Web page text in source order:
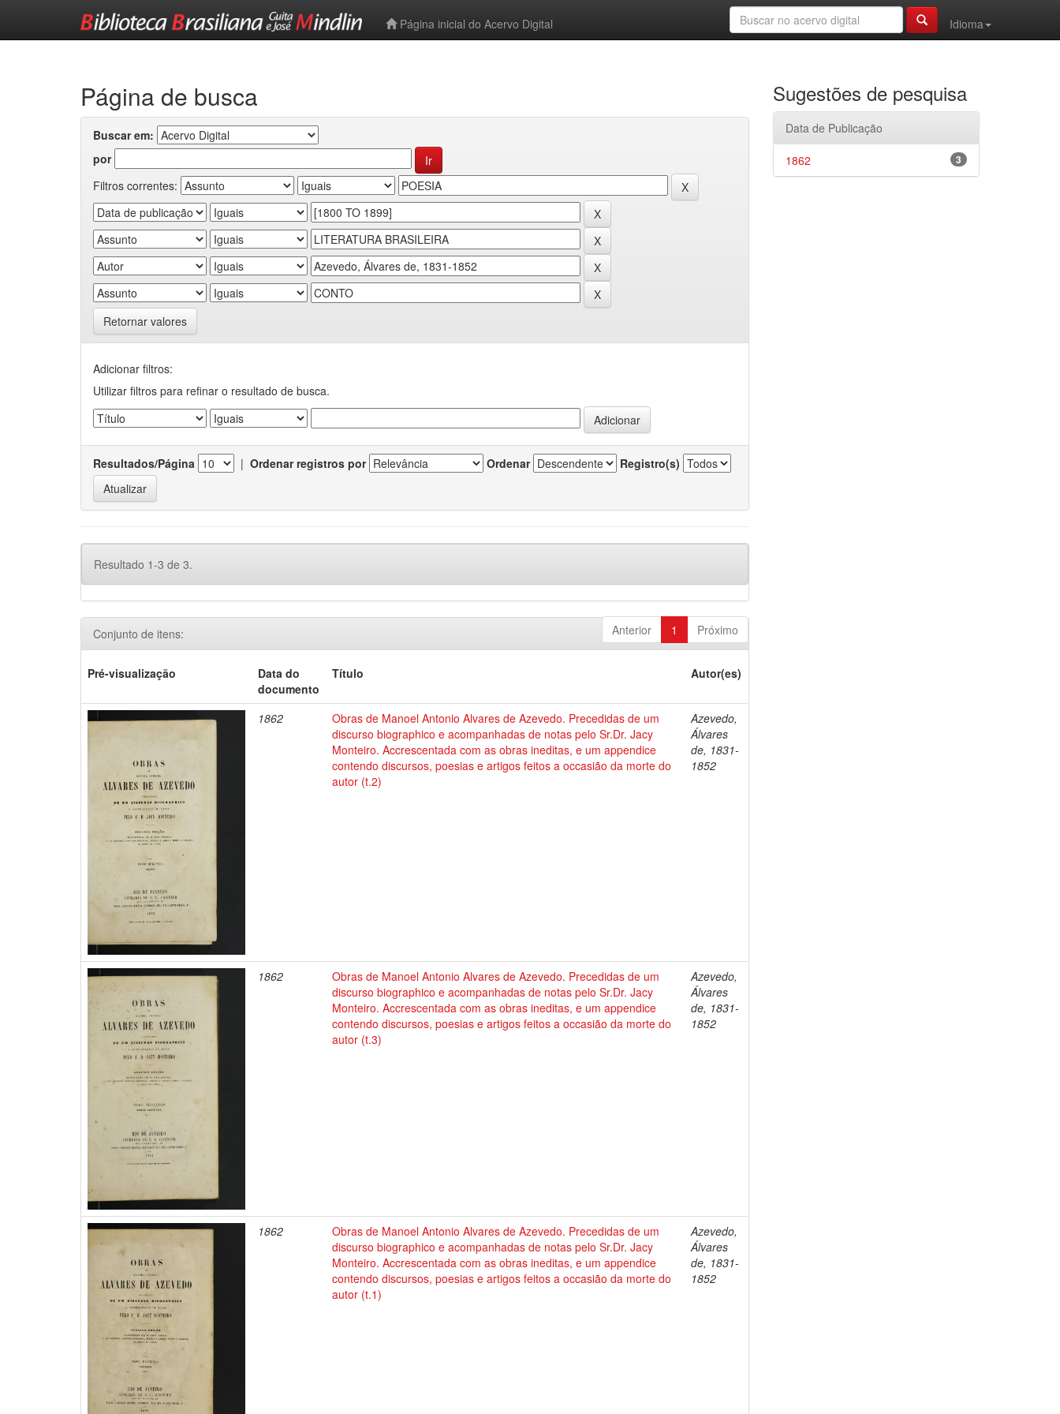
Página inicial do Acervo Digital
Idioma
Página de busca
Buscar em:
por
Filtros correntes:
Retornar valores
Adicionar filtros:
Utilizar filtros para refinar o resultado de busca.
Resultados/Página | Ordenar registros por Ordenar Registro(s)
Resultado 1-3 de 3.
Anterior 1 Próximo
Conjunto de itens:
Pré-visualização
Data do
documento
Título Autor(es)
1862
Obras de Manoel Antonio Alvares de Azevedo. Precedidas de um
discurso biographico e acompanhadas de notas pelo Sr.Dr. Jacy
Monteiro. Accrescentada com as obras ineditas, e um appendice
contendo discursos, poesias e artigos feitos a occasião da morte do
autor (t.2)
Azevedo,
Álvares
de, 1831-
1852
1862
Obras de Manoel Antonio Alvares de Azevedo. Precedidas de um
discurso biographico e acompanhadas de notas pelo Sr.Dr. Jacy
Monteiro. Accrescentada com as obras ineditas, e um appendice
contendo discursos, poesias e artigos feitos a occasião da morte do
autor (t.3)
Azevedo,
Álvares
de, 1831-
1852
1862
Obras de Manoel Antonio Alvares de Azevedo. Precedidas de um
discurso biographico e acompanhadas de notas pelo Sr.Dr. Jacy
Monteiro. Accrescentada com as obras ineditas, e um appendice
contendo discursos, poesias e artigos feitos a occasião da morte do
autor (t.1)
Azevedo,
Álvares
de, 1831-
1852
Sugestões de pesquisa
Data de Publicação
3
1862